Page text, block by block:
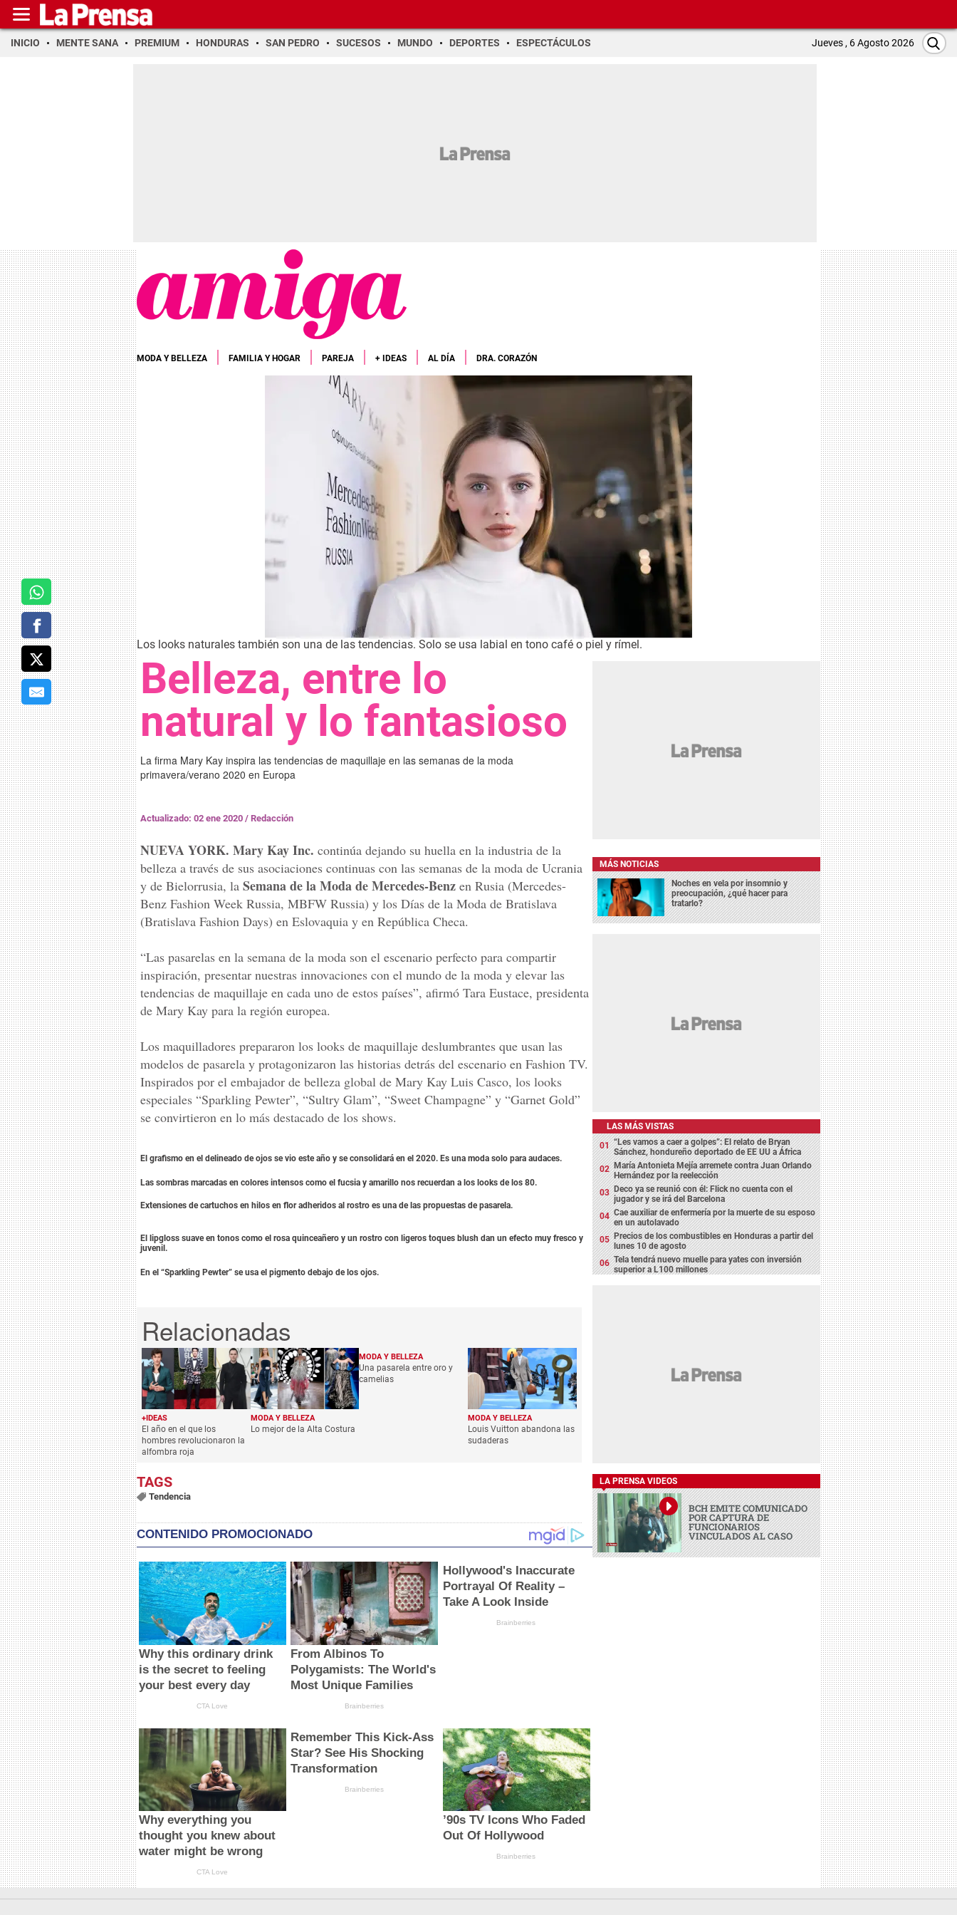
INICIO MENTE SANA PREMIUM HONDURAS SAN PEDRO SUCESOS MUNDO DEPORTES ESPECTÁCULOS Jueves , 6 Agosto 2026
MODA Y BELLEZA FAMILIA Y HOGAR PAREJA + IDEAS AL DÍA DRA. CORAZÓN
Los looks naturales también son una de las tendencias. Solo se usa labial en tono café o piel y rímel.
Belleza, entre lo
natural y lo fantasioso
La firma Mary Kay inspira las tendencias de maquillaje en las semanas de la moda
primavera/verano 2020 en Europa
Actualizado: 02 ene 2020 / Redacción
NUEVA YORK. Mary Kay Inc. continúa dejando su huella en la industria de la
belleza a través de sus asociaciones continuas con las semanas de la moda de Ucrania
y de Bielorrusia, la Semana de la Moda de Mercedes-Benz en Rusia (Mercedes-
Benz Fashion Week Russia, MBFW Russia) y los Días de la Moda de Bratislava
(Bratislava Fashion Days) en Eslovaquia y en República Checa.
“Las pasarelas en la semana de la moda son el escenario perfecto para compartir
inspiración, presentar nuestras innovaciones con el mundo de la moda y elevar las
tendencias de maquillaje en cada uno de estos países”, afirmó Tara Eustace, presidenta
de Mary Kay para la región europea.
Los maquilladores prepararon los looks de maquillaje deslumbrantes que usan las
modelos de pasarela y protagonizaron las historias detrás del escenario en Fashion TV.
Inspirados por el embajador de belleza global de Mary Kay Luis Casco, los looks
especiales “Sparkling Pewter”, “Sultry Glam”, “Sweet Champagne” y “Garnet Gold”
se convirtieron en lo más destacado de los shows.
El grafismo en el delineado de ojos se vio este año y se consolidará en el 2020. Es una moda solo para audaces.
Las sombras marcadas en colores intensos como el fucsia y amarillo nos recuerdan a los looks de los 80.
Extensiones de cartuchos en hilos en flor adheridos al rostro es una de las propuestas de pasarela.
El lipgloss suave en tonos como el rosa quinceañero y un rostro con ligeros toques blush dan un efecto muy fresco y
juvenil.
En el “Sparkling Pewter” se usa el pigmento debajo de los ojos.
+IDEAS
El año en el que los
hombres revolucionaron la
alfombra roja
MODA Y BELLEZA
Lo mejor de la Alta Costura
MODA Y BELLEZA
Una pasarela entre oro y
camelias
MODA Y BELLEZA
Louis Vuitton abandona las
sudaderas
Tendencia
CONTENIDO PROMOCIONADO
Why this ordinary drink
is the secret to feeling
your best every day
CTA Love
From Albinos To
Polygamists: The World's
Most Unique Families
Brainberries
Hollywood's Inaccurate
Portrayal Of Reality –
Take A Look Inside
Brainberries
Why everything you
thought you knew about
water might be wrong
CTA Love
Remember This Kick-Ass
Star? See His Shocking
Transformation
Brainberries
’90s TV Icons Who Faded
Out Of Hollywood
Brainberries
MÁS NOTICIAS
Noches en vela por insomnio y
preocupación, ¿qué hacer para
tratarlo?
LAS MÁS VISTAS
“Les vamos a caer a golpes”: El relato de Bryan
Sánchez, hondureño deportado de EE UU a África
María Antonieta Mejía arremete contra Juan Orlando
Hernández por la reelección
Deco ya se reunió con él: Flick no cuenta con el
jugador y se irá del Barcelona
Cae auxiliar de enfermería por la muerte de su esposo
en un autolavado
Precios de los combustibles en Honduras a partir del
lunes 10 de agosto
Tela tendrá nuevo muelle para yates con inversión
superior a L100 millones
LA PRENSA VIDEOS
BCH EMITE COMUNICADO
POR CAPTURA DE
FUNCIONARIOS
VINCULADOS AL CASO